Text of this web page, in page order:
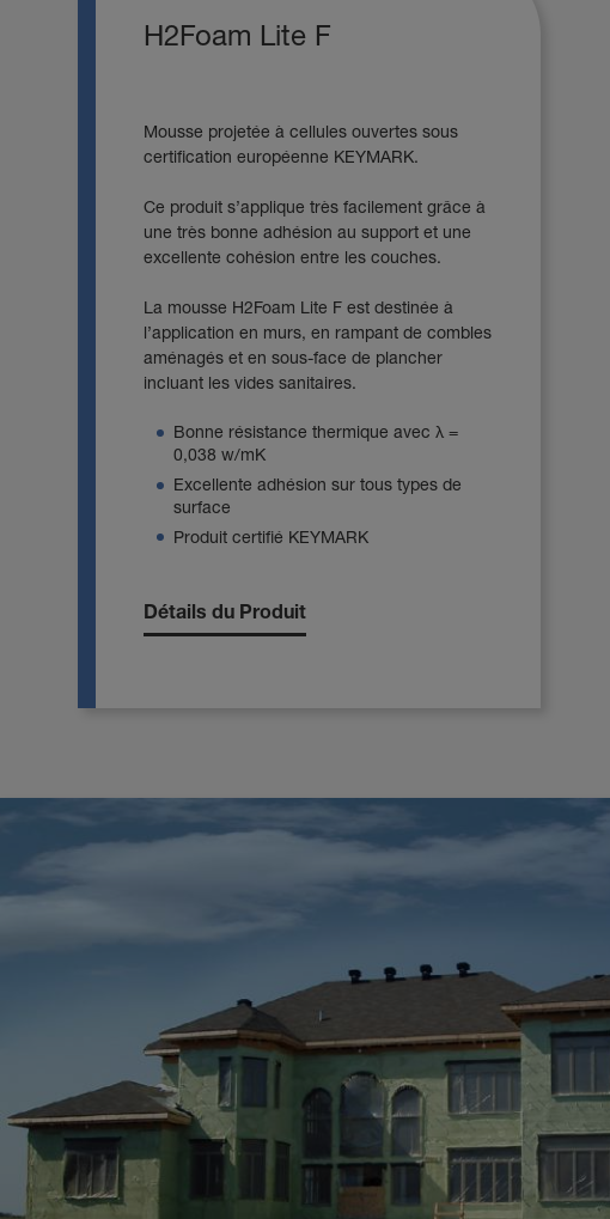
H2Foam Lite F
Mousse projetée à cellules ouvertes sous
certification européenne KEYMARK.
Ce produit s’applique très facilement grâce à
une très bonne adhésion au support et une
excellente cohésion entre les couches.
La mousse H2Foam Lite F est destinée à
l’application en murs, en rampant de combles
aménagés et en sous-face de plancher
incluant les vides sanitaires.
Bonne résistance thermique avec λ =
0,038 w/mK
Excellente adhésion sur tous types de
surface
Produit certifié KEYMARK
Détails du Produit